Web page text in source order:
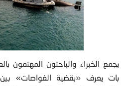
يجمع الخبراء والباحثون المهتمون
بات يعرف «بقضية الغواصات»